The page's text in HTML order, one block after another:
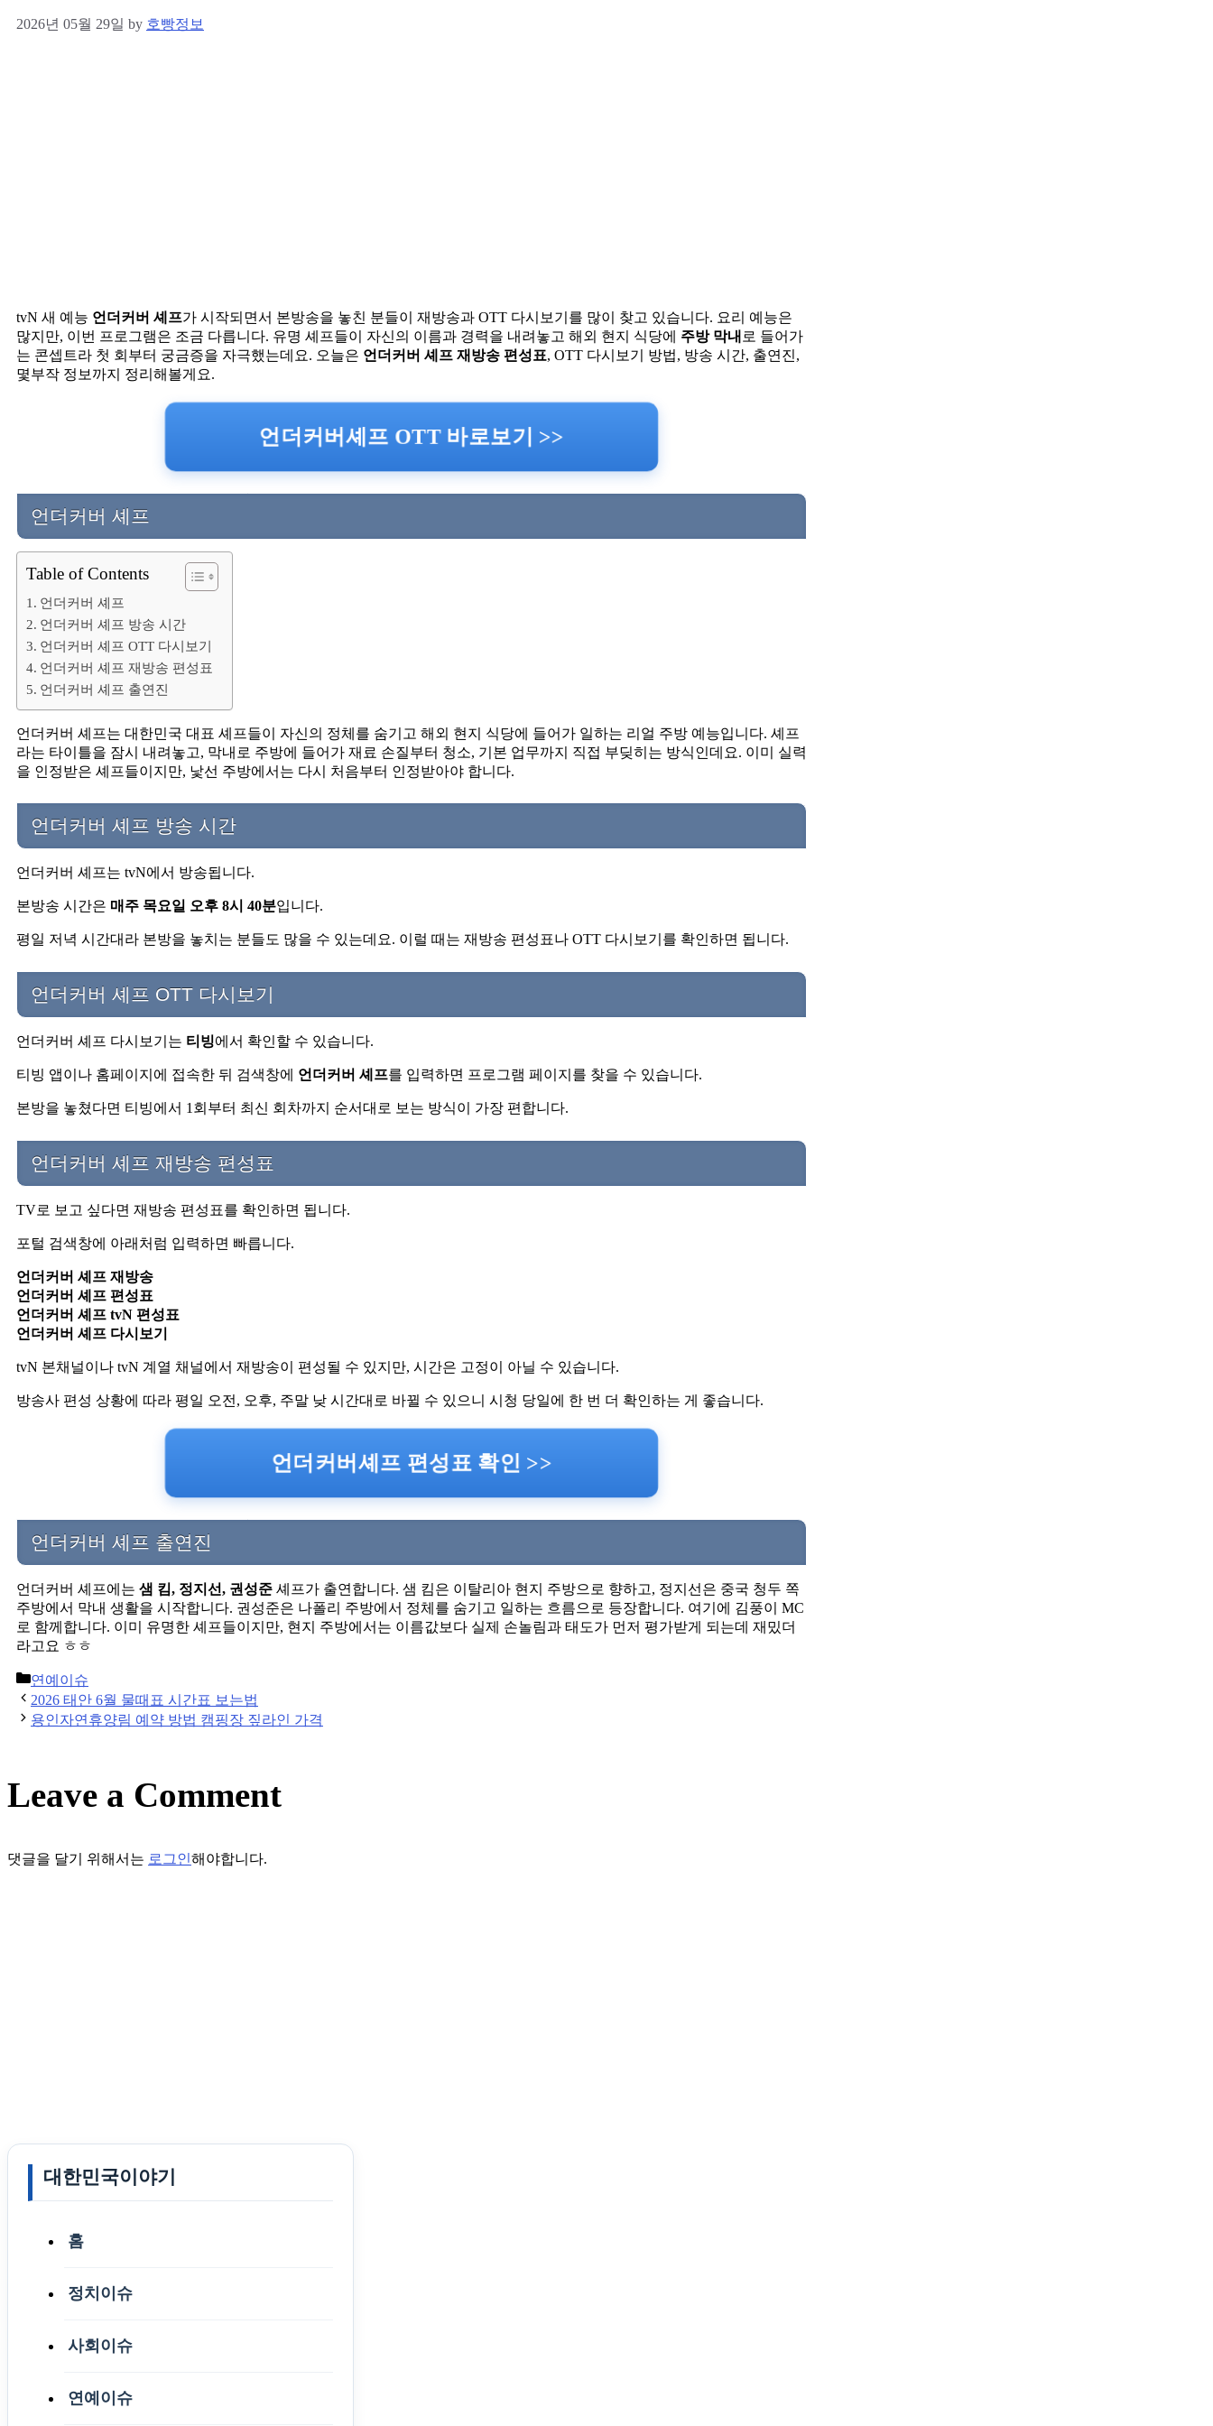
2026년 05월 29일 by 호빵정보
tvN 새 예능 언더커버 셰프가 시작되면서 본방송을 놓친 분들이 재방송과 OTT 다시보기를 많이 찾고 있습니다. 요리 예능은
많지만, 이번 프로그램은 조금 다릅니다. 유명 셰프들이 자신의 이름과 경력을 내려놓고 해외 현지 식당에 주방 막내 로 들어가
는 콘셉트라 첫 회부터 궁금증을 자극했는데요. 오늘은 언더커버 셰프 재방송 편성표, OTT 다시보기 방법, 방송 시간, 출연진,
몇부작 정보까지 정리해볼게요.
언더커버셰프 OTT 바로보기 >>
언더커버 셰프
Table of Contents
언더커버 셰프
언더커버 셰프 방송 시간
언더커버 셰프 OTT 다시보기
언더커버 셰프 재방송 편성표
언더커버 셰프 출연진
언더커버 셰프는 대한민국 대표 셰프들이 자신의 정체를 숨기고 해외 현지 식당에 들어가 일하는 리얼 주방 예능입니다. 셰프
라는 타이틀을 잠시 내려놓고, 막내로 주방에 들어가 재료 손질부터 청소, 기본 업무까지 직접 부딪히는 방식인데요. 이미 실력
을 인정받은 셰프들이지만, 낯선 주방에서는 다시 처음부터 인정받아야 합니다.
언더커버 셰프 방송 시간
언더커버 셰프는 tvN에서 방송됩니다.
본방송 시간은 매주 목요일 오후 8시 40분입니다.
평일 저녁 시간대라 본방을 놓치는 분들도 많을 수 있는데요. 이럴 때는 재방송 편성표나 OTT 다시보기를 확인하면 됩니다.
언더커버 셰프 OTT 다시보기
언더커버 셰프 다시보기는 티빙에서 확인할 수 있습니다.
티빙 앱이나 홈페이지에 접속한 뒤 검색창에 언더커버 셰프를 입력하면 프로그램 페이지를 찾을 수 있습니다.
본방을 놓쳤다면 티빙에서 1회부터 최신 회차까지 순서대로 보는 방식이 가장 편합니다.
언더커버 셰프 재방송 편성표
TV로 보고 싶다면 재방송 편성표를 확인하면 됩니다.
포털 검색창에 아래처럼 입력하면 빠릅니다.
언더커버 셰프 재방송
언더커버 셰프 편성표
언더커버 셰프 tvN 편성표
언더커버 셰프 다시보기
tvN 본채널이나 tvN 계열 채널에서 재방송이 편성될 수 있지만, 시간은 고정이 아닐 수 있습니다.
방송사 편성 상황에 따라 평일 오전, 오후, 주말 낮 시간대로 바뀔 수 있으니 시청 당일에 한 번 더 확인하는 게 좋습니다.
언더커버셰프 편성표 확인 >>
언더커버 셰프 출연진
언더커버 셰프에는 샘 킴, 정지선, 권성준 셰프가 출연합니다. 샘 킴은 이탈리아 현지 주방으로 향하고, 정지선은 중국 청두 쪽
주방에서 막내 생활을 시작합니다. 권성준은 나폴리 주방에서 정체를 숨기고 일하는 흐름으로 등장합니다. 여기에 김풍이 MC
로 함께합니다. 이미 유명한 셰프들이지만, 현지 주방에서는 이름값보다 실제 손놀림과 태도가 먼저 평가받게 되는데 재밌더
라고요 ㅎㅎ
Categories
연예이슈
Post
navigation
2026 태안 6월 물때표 시간표 보는법
용인자연휴양림 예약 방법 캠핑장 짚라인 가격
Leave a Comment
댓글을 달기 위해서는 로그인해야합니다.
대한민국이야기
홈
정치이슈
사회이슈
연예이슈